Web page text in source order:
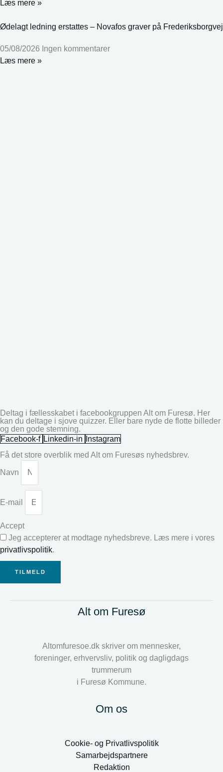
Læs mere »
Ødelagt ledning erstattes – Novafos graver på Frederiksborgvej
05/08/2026 Ingen kommentarer
Læs mere »
Deltag i fællesskabet i facebookgruppen Alt om Furesø. Her
kan du deltage i sjove quizzer. Eller bare nyde de flotte billeder
og den gode stemning.
Facebook-f Linkedin-in
Instagram
Få det store overblik med Alt om Furesøs nyhedsbrev.
Navn
E-mail
Accept
Jeg accepterer at modtage nyhedsbreve. Læs mere i vores
privatlivspolitik.
TILMELD
Alt om Furesø
Altomfuresoe.dk skriver om mennesker,
foreninger, erhvervsliv, politik og dagligdags
trummerum
i Furesø Kommune.
Om os
Cookie- og Privatlivspolitik
Samarbejdspartnere
Redaktion